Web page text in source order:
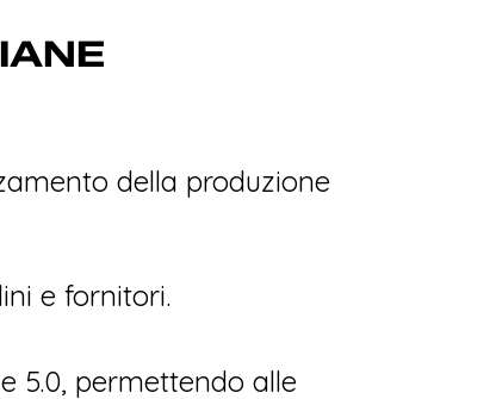
della produzione
e fornitori.
5.0, permettendo alle